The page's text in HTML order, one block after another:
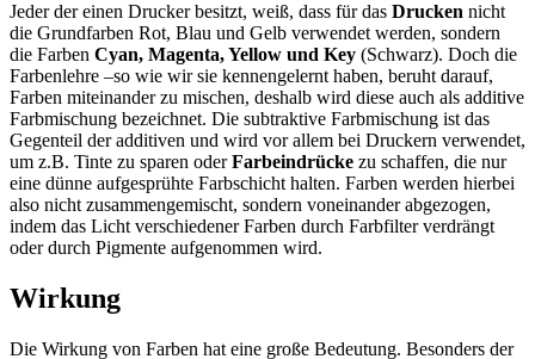
Jeder der einen Drucker besitzt, weiß, dass für das Drucken nicht
die Grundfarben Rot, Blau und Gelb verwendet werden, sondern
die Farben Cyan, Magenta, Yellow und Key (Schwarz). Doch die
Farbenlehre –so wie wir sie kennengelernt haben, beruht darauf,
Farben miteinander zu mischen, deshalb wird diese auch als additive
Farbmischung bezeichnet. Die subtraktive Farbmischung ist das
Gegenteil der additiven und wird vor allem bei Druckern verwendet,
um z.B. Tinte zu sparen oderFarbeindrücke zu schaffen, die nur
eine dünne aufgesprühte Farbschicht halten. Farben werden hierbei
also nicht zusammengemischt, sondern voneinander abgezogen,
indem das Licht verschiedener Farben durch Farbfilter verdrängt
oder durch Pigmente aufgenommen wird.
Wirkung
Die Wirkung von Farben hat eine große Bedeutung. Besonders der